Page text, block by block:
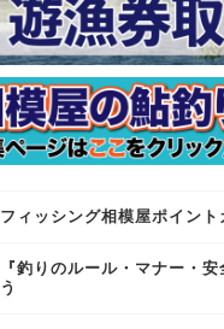
フィッシング相模屋ポイント
『釣りのルール・マナー・
う